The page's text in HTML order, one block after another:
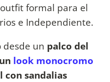
formal para el
e Independiente.
desde un palco del
look monocromo
con sandalias